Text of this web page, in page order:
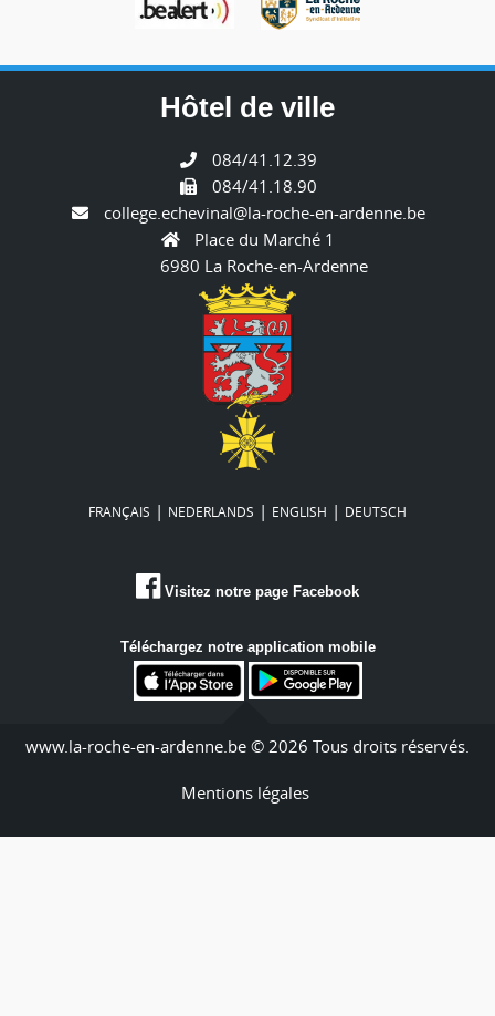
Hôtel de ville
084/41.12.39
084/41.18.90
college.echevinal@la-roche-en-ardenne.be
Place du Marché 1
6980 La Roche-en-Ardenne
FRANÇAIS | NEDERLANDS | ENGLISH | DEUTSCH
Visitez notre page Facebook
Téléchargez notre application mobile
www.la-roche-en-ardenne.be © 2026 Tous droits réservés.
Mentions légales